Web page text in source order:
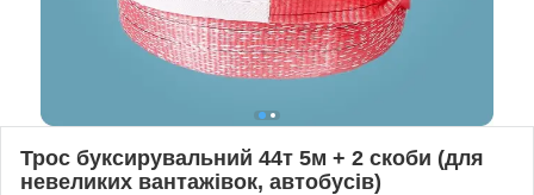
Трос буксирувальний 44т 5м + 2 скоби (для
невеликих вантажівок, автобусів)